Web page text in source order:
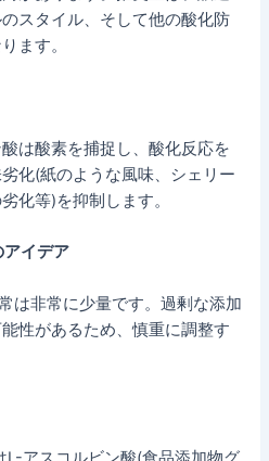
スタイル、そして他の酸化防
ます。
酸は酸素を捕捉し、酸化反応を
化(紙のような風味、シェリー
化等)を抑制します。
アイデア
は非常に少量です。過剰な添加
性があるため、慎重に調整す